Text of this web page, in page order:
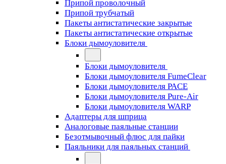
Припой проволочный
Припой трубчатый
Пакеты антистатические закрытые
Пакеты антистатические открытые
Блоки дымоуловителя
Блоки дымоуловителя
Блоки дымоуловителя FumeClear
Блоки дымоуловителя PACE
Блоки дымоуловителя Pure-Air
Блоки дымоуловителя WARP
Адаптеры для шприца
Аналоговые паяльные станции
Безотмывочный флюс для пайки
Паяльники для паяльных станций